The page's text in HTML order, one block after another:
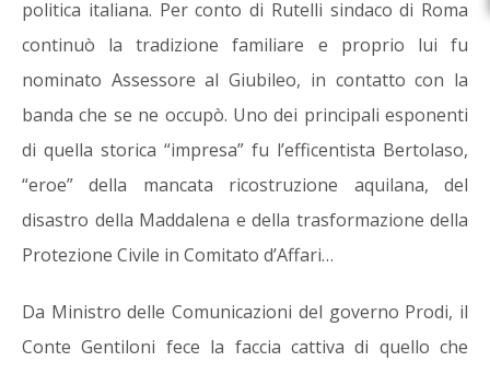
politica italiana. Per conto di Rutelli sindaco di Roma
continuò la tradizione familiare e proprio lui fu
nominato Assessore al Giubileo, in contatto con la
banda che se ne occupò. Uno dei principali esponenti
di quella storica “impresa” fu l’efficentista Bertolaso,
“eroe” della mancata ricostruzione aquilana, del
disastro della Maddalena e della trasformazione della
Protezione Civile in Comitato d’Affari…
Da Ministro delle Comunicazioni del governo Prodi, il
Conte Gentiloni fece la faccia cattiva di quello che